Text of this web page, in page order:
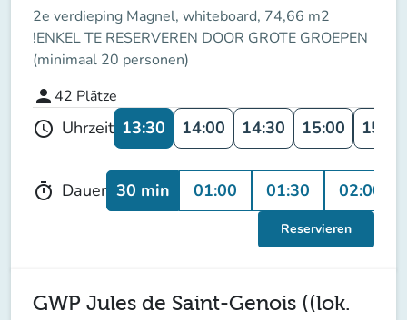
2e verdieping Magnel, whiteboard, 74,66 m2
!ENKEL TE RESERVEREN DOOR GROTE GROEPEN
(minimaal 20 personen)
person 42 Plätze
schedule Uhrzeit 13:30 14:00 14:30 15:00 15:30
timer Dauer 30 min 01:00 01:30 02:00
Reservieren
GWP Jules de Saint-Genois ((lok.